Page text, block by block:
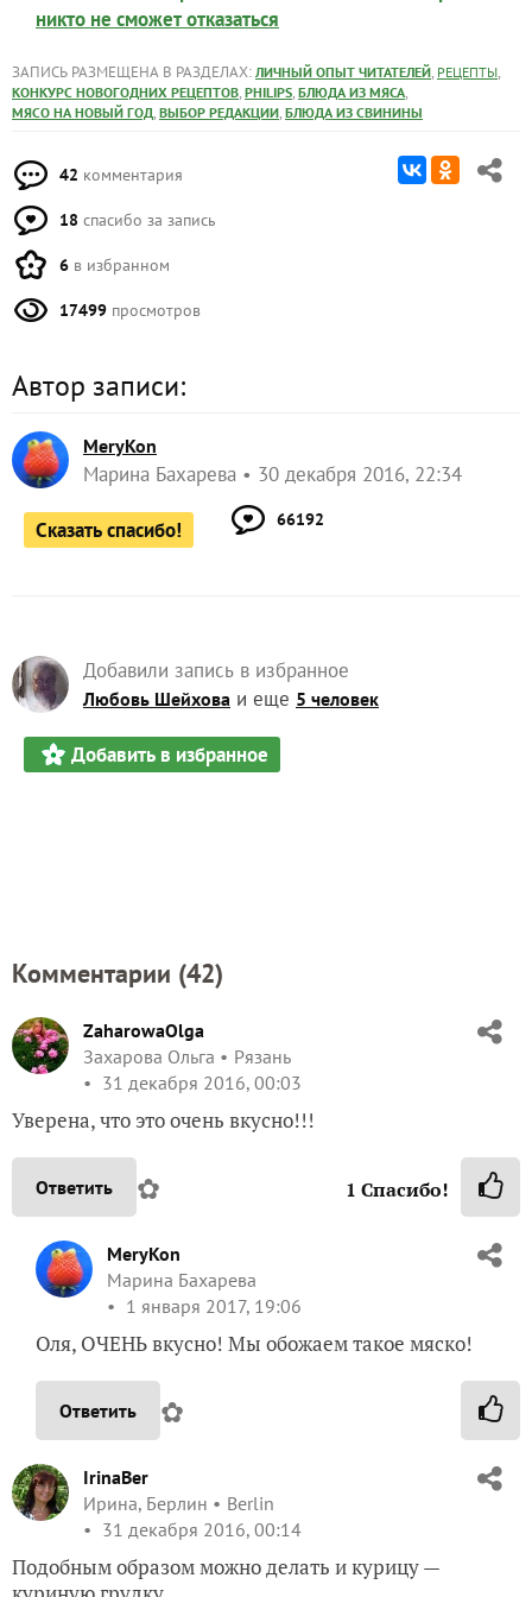
никто не сможет отказаться
ЗАПИСЬ РАЗМЕЩЕНА В РАЗДЕЛАХ: ЛИЧНЫЙ ОПЫТ ЧИТАТЕЛЕЙ, РЕЦЕПТЫ,
КОНКУРС НОВОГОДНИХ РЕЦЕПТОВ, PHILIPS, БЛЮДА ИЗ МЯСА,
МЯСО НА НОВЫЙ ГОД, ВЫБОР РЕДАКЦИИ, БЛЮДА ИЗ СВИНИНЫ
42 комментария
18 спасибо за запись
6 в избранном
17499 просмотров
Автор записи:
MeryKon
Марина Бахарева 30 декабря 2016, 22:34
Сказать спасибо! 66192
Добавили запись в избранное
Любовь Шейхова и еще 5 человек
Добавить в избранное
Комментарии (42)
ZaharowaOlga
Захарова Ольга
Рязань
31 декабря 2016, 00:03
Уверена, что это очень вкусно!!!
Ответить ✿ 1 Спасибо!
MeryKon
Марина Бахарева
1 января 2017, 19:06
Оля, ОЧЕНЬ вкусно! Мы обожаем такое мяско!
Ответить ✿
IrinaBer
Ирина, Берлин
Berlin
31 декабря 2016, 00:14
Подобным образом можно делать и курицу —